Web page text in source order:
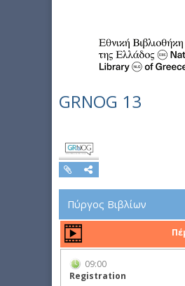
GRNOG 13
Πύργος Βιβλίων
09:00
Registration